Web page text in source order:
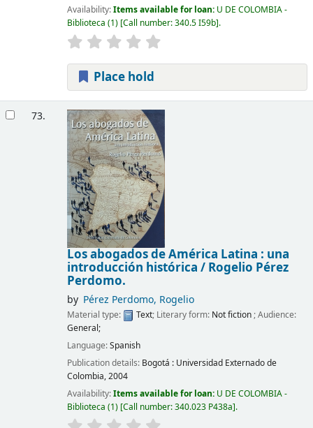
Availability:Items available for loan: U DE COLOMBIA -
Biblioteca (1) Call number:340.5 I59b .
Place hold
73.
Los abogados de América Latina : una
introducción histórica / Rogelio Pérez
Perdomo.
by Pérez Perdomo, Rogelio
Material type: Text; Literary form: Not fiction; Audience:
General;
Language:Spanish
Publication details: Bogotá : Universidad Externado de
Colombia,2004
Availability:Items available for loan: U DE COLOMBIA -
Biblioteca (1) Call number:340.023 P438a .